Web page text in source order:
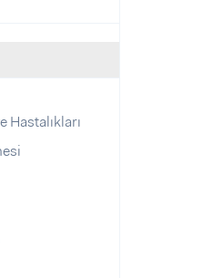
Hastalıkları